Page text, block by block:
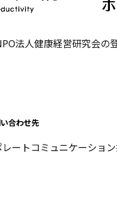
法人健康経営研究会の登
合わせ先
ートコミュニケーショ